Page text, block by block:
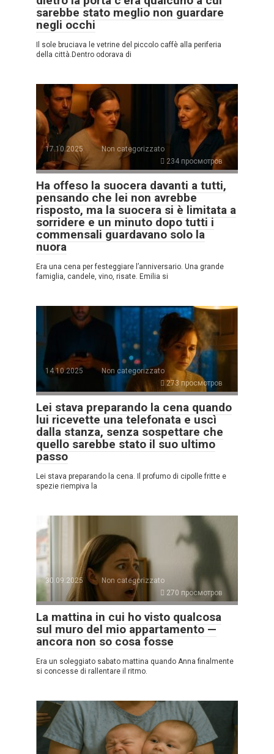
sarebbe stato meglio non guardare
negli occhi
Il sole bruciava le vetrine del piccolo caffè alla periferia
della città.Dentro odorava di
17.10.2025
Non categorizzato
234 просмотров
Ha offeso la suocera davanti a tutti,
pensando che lei non avrebbe
risposto, ma la suocera si è limitata a
sorridere e un minuto dopo tutti i
commensali guardavano solo la
nuora
Era una cena per festeggiare l’anniversario. Una grande
famiglia, candele, vino, risate. Emilia si
14.10.2025
Non categorizzato
273 просмотров
Lei stava preparando la cena quando
lui ricevette una telefonata e uscì
dalla stanza, senza sospettare che
quello sarebbe stato il suo ultimo
passo
Lei stava preparando la cena. Il profumo di cipolle fritte e
spezie riempiva la
30.09.2025
Non categorizzato
270 просмотров
La mattina in cui ho visto qualcosa
sul muro del mio appartamento —
ancora non so cosa fosse
Era un soleggiato sabato mattina quando Anna finalmente
si concesse di rallentare il ritmo.